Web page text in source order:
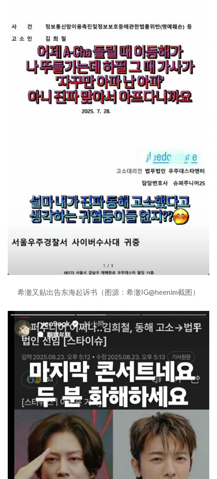
希澈又贴出告东海起诉书（图源：希澈IG@heenim截图）